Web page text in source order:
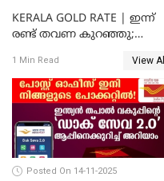
KERALA GOLD RATE | ഇന്ന്
രണ്ട് തവണ കുറഞ്ഞു;
1 Min Read View All
Posted On 14-11-2025